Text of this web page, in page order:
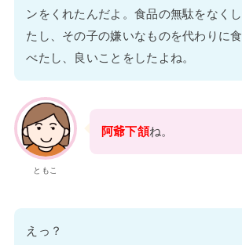
ンをくれたんだよ。食品の無駄をなくし
たし、その子の嫌いなものを代わりに食
べたし、良いことをしたよね。
ともこ
阿爺下頷ね。
えっ？